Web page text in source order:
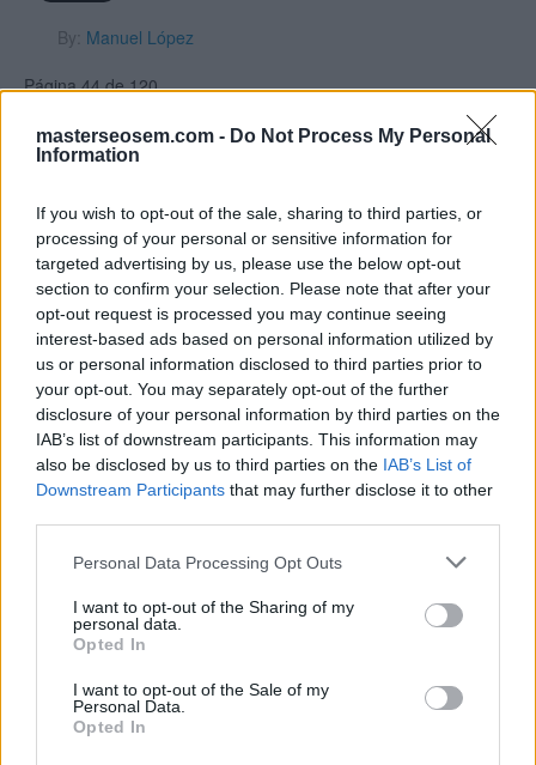
masterseosem.com - Do Not Process My Personal
Information
If you wish to opt-out of the sale, sharing to third parties, or
processing of your personal or sensitive information for
targeted advertising by us, please use the below opt-out
section to confirm your selection. Please note that after your
opt-out request is processed you may continue seeing
interest-based ads based on personal information utilized by
us or personal information disclosed to third parties prior to
your opt-out. You may separately opt-out of the further
disclosure of your personal information by third parties on the
IAB’s list of downstream participants. This information may
also be disclosed by us to third parties on the IAB’s List of
Downstream Participants that may further disclose it to other
Personal Data Processing Opt Outs
I want to opt-out of the Sharing of my
personal data.
Opted In
I want to opt-out of the Sale of my
Personal Data.
Opted In
By: Manuel López
Página 44 de 120
Joanna quiere dirigir
a los usuarios desde
sus anuncios de texto
hasta páginas
concretas de su sitio
web, además de a su
URL final. ¿Qué debe
incluir en el formato
de sus anuncios de
texto para
conseguirlo?
Una página de destino
Extensiones de anuncio
Titulares
Palabras clave